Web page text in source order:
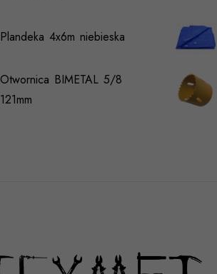
Plandeka 4x6m niebieska
Otwornica BIMETAL 5/8
121mm